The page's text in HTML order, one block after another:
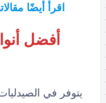
اقرأ أيضًا
أفضل
يتوفر في